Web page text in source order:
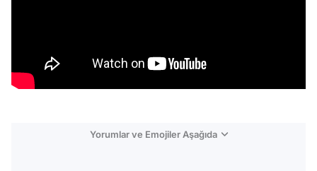
Yorumlar ve Emojiler Aşağıda